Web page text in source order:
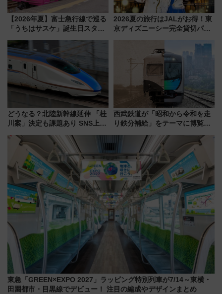
【2026年夏】富士急行線で巡る
「うちはサスケ」誕生日スタン
定グルメ＆グッズ徹底ガイド
2026夏の旅行はJALがお得！東
京ディズニーシー完全貸切パー
ーン始まる 条件は「夏の国内
線に2回搭乗」
どうなる？北陸新幹線延伸 「桂
川案」決定も課題あり SNS上の
西武鉄道が「昭和から令和を走
り鉄分補給」をテーマに博覧会
14日から 新車両「トキイロ」体
験ブースも アクセスや申込方法
を解説
東急「GREEN×EXPO 2027」ラッピング特別列車が7/14～東横・
田園都市・目黒線でデビュー！ 注目の編成やデザインまとめ